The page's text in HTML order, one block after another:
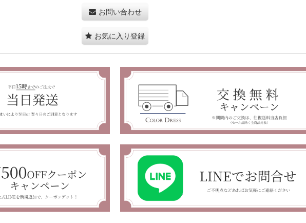
お問い合わせ
お気に入り登録